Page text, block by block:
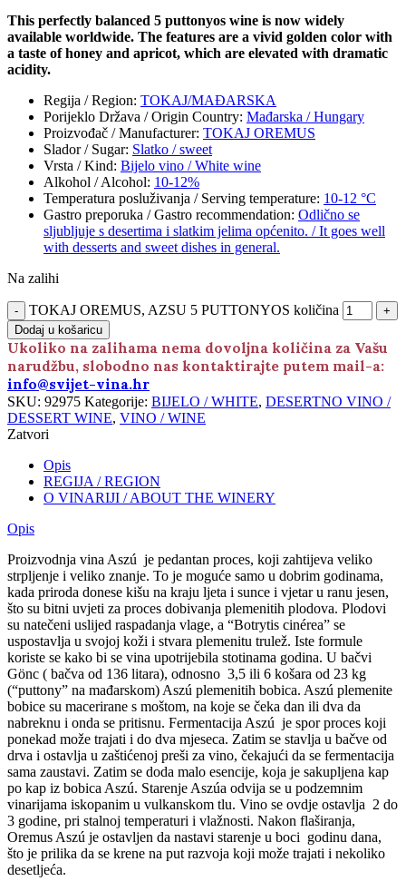
This perfectly balanced 5 puttonyos wine is now widely
available worldwide. The features are a vivid golden color with
a taste of honey and apricot, which are elevated with dramatic
acidity.
Regija / Region: TOKAJ/MAĐARSKA
Porijeklo Država / Origin Country: Mađarska / Hungary
Proizvođač / Manufacturer: TOKAJ OREMUS
Slador / Sugar: Slatko / sweet
Vrsta / Kind: Bijelo vino / White wine
Alkohol / Alcohol: 10-12%
Temperatura posluživanja / Serving temperature: 10-12 °C
Gastro preporuka / Gastro recommendation: Odlično se
sljubljuje s desertima i slatkim jelima općenito. / It goes well
with desserts and sweet dishes in general.
Na zalihi
TOKAJ OREMUS, AZSU 5 PUTTONYOS količina
Dodaj u košaricu
Ukoliko na zalihama nema dovoljna količina za Vašu
narudžbu, slobodno nas kontaktirajte putem mail-a:
info@svijet-vina.hr
SKU: 92975 Kategorije: BIJELO / WHITE, DESERTNO VINO /
DESSERT WINE, VINO / WINE
Zatvori
Opis
REGIJA / REGION
O VINARIJI / ABOUT THE WINERY
Opis
Proizvodnja vina Aszú je pedantan proces, koji zahtijeva veliko
strpljenje i veliko znanje. To je moguće samo u dobrim godinama,
kada priroda donese kišu na kraju ljeta i sunce i vjetar u ranu jesen,
što su bitni uvjeti za proces dobivanja plemenitih plodova. Plodovi
su natečeni uslijed raspadanja vlage, a “Botrytis cinérea” se
uspostavlja u svojoj koži i stvara plemenitu trulež. Iste formule
koriste se kako bi se vina upotrijebila stotinama godina. U bačvi
Gönc ( bačva od 136 litara), odnosno 3,5 ili 6 košara od 23 kg
(“puttony” na mađarskom) Aszú plemenitih bobica. Aszú plemenite
bobice su macerirane s moštom, na koje se čeka dan ili dva da
nabreknu i onda se pritisnu. Fermentacija Aszú je spor proces koji
ponekad može trajati i do dva mjeseca. Zatim se stavlja u bačve od
drva i ostavlja u zaštićenoj preši za vino, čekajući da se fermentacija
sama zaustavi. Zatim se doda malo esencije, koja je sakupljena kap
po kap iz bobica Aszú. Starenje Aszúa odvija se u podzemnim
vinarijama iskopanim u vulkanskom tlu. Vino se ovdje ostavlja 2 do
3 godine, pri stalnoj temperaturi i vlažnosti. Nakon flaširanja,
Oremus Aszú je ostavljen da nastavi starenje u boci godinu dana,
što je prilika da se krene na put razvoja koji može trajati i nekoliko
desetljeća.